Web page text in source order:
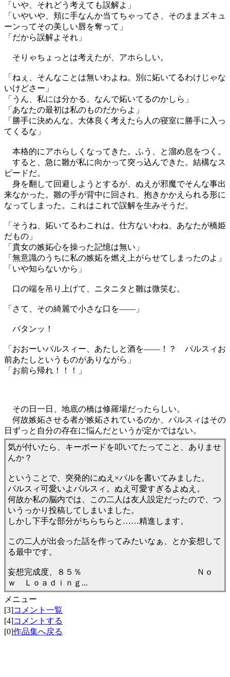
「いや、それどう考えても誤解よ」
「いやいや、頬に手なんか当てちゃってさ、そのままズキュ
ーンってその美しい唇を奪って」
「だから誤解よそれ」
そりゃちょっとは考えたが、アホらしい。
「ねぇ、そんなことは無いわよね。別に妬いてるわけじゃな
いけどさー」
「うん、私には分かる。なんで妬いてるのかしら」
「あなたの最初は私のものだからよ」
「勝手に決めんな。大体良く考えたら人の寝室に勝手に入っ
てくるな」
本格的にアホらしくなってきた。ふう、と溜め息をつく。
すると、急に雛が私に向かって突っ込んできた。結構なス
ピードだ。
身を翻して回避しようとするが、ぬえが邪魔でそんな事出
来なかった。雛の手が背中に回され、抱きかかえられる形に
なってしまった。これはこれで誤解を生みそうだ。
「そうね、妬いてるわこれは。仕方ないわね、あなたが橋姫
だもの」
「貴女の嫉妬心を操った記憶は無い」
「無意識のうちに私の嫉妬を燃え上がらせてしまったのよ」
「いや知らないから」
口の端を吊り上げて、ニタニタと雛は微笑む。
「さて、その綺麗で小さな口を――」
バタンッ！
「おおーいパルスィー、あたしと酒を――！？ パルスィお
前あたしというものがありながら」
「お前ら帰れ！！！」
その日一日、地底の橋は修羅場だったらしい。
何故嫉妬させる者が嫉妬されているのか、パルスィはその
日ずっと自分の存在に悩んだというが定かではない。
気が付いたら、キーボードを叩いてたってこと、ありませ
んか？
ということで、突発的にぬえ×パルを書いてみました。
パルスィ可愛いよパルスィ。ぬえ可愛すぎるよぬえ。
何故か私の脳内では、この二人は友人設定だったので、つ
いうっかり投稿してしまいました。
しかし下手な部分がちらちらと……精進します。
この二人が出会った話を作ってみたいなぁ、とか妄想して
る最中です。
妄想完成度、８５％ Ｎｏ
ｗ Ｌｏａｄｉｎｇ...
メニュー
[3]コメント一覧
[4]コメントする
[0]作品集へ戻る